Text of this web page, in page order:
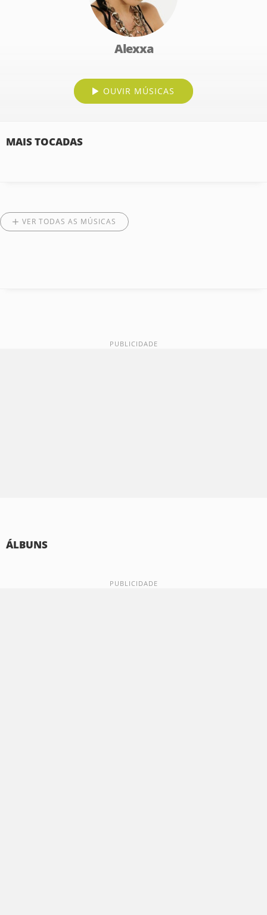
Alexxa
OUVIR MÚSICAS
MAIS TOCADAS
VER TODAS AS MÚSICAS
ÁLBUNS